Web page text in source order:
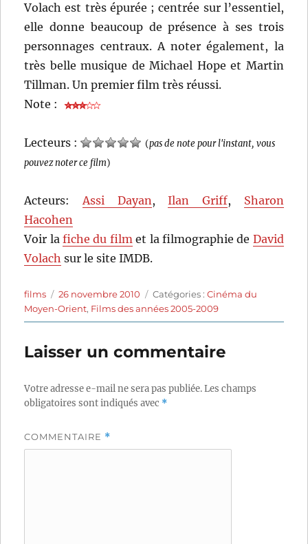
Volach est très épurée ; centrée sur l’essentiel,
elle donne beaucoup de présence à ses trois
personnages centraux. A noter également, la
très belle musique de Michael Hope et Martin
Tillman. Un premier film très réussi.
Note :
Lecteurs : (pas de note pour l'instant, vous
pouvez noter ce film)
Acteurs:Assi Dayan,Ilan Griff, Sharon
Hacohen
Voir lafiche du filmet la filmographie de David
Volach sur le site IMDB.
Auteur
films
Publié
le
26 novembre 2010 Catégories
Catégories :Cinéma du
Moyen-Orient, Films des années 2005-2009
Laisser un commentaire
Votre adresse e-mail ne sera pas publiée.Les champs
obligatoires sont indiqués avec *
COMMENTAIRE *